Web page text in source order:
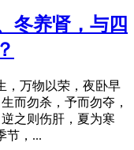
冬养肾，与四
，万物以荣，夜卧早
而勿杀，予而勿夺，
之则伤肝，夏为寒
节，...